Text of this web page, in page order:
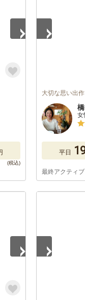
大切な思い出
女
平日
最終アクティ